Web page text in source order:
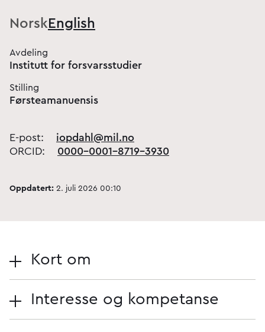
NorskEnglish
Avdeling
Institutt for forsvarsstudier
Stilling
Førsteamanuensis
E-post:
iopdahl@mil.no
ORCID:
0000-0001-8719-3930
Oppdatert: 2. juli 2026 00:10
Kort om
Interesse og kompetanse